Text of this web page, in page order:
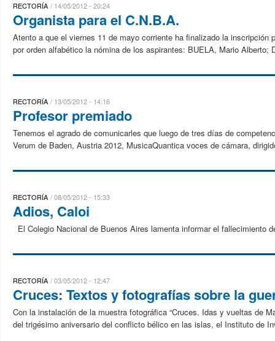
RECTORÍA 14/05/2012 - 20:24
Organista para el C.N.B.A.
Atento a que el viernes 11 de mayo corriente ha finalizado la
por orden alfabético la nómina de los aspirantes: BUELA, Mario Alberto;
RECTORÍA 13/05/2012 - 14:16
Profesor premiado
Tenemos el agrado de comunicarles que luego de tres días de
Verum de Baden, Austria 2012, MusicaQuantica voces de cámara,
RECTORÍA 08/05/2012 - 15:33
Adios, Caloi
El Colegio Nacional de Buenos Aires lamenta informar el fallecimiento
RECTORÍA 03/05/2012 - 12:47
Cruces: Textos y fotografías sobre la
Con la instalación de la muestra fotográfica “Cruces. Idas y vueltas de
del trigésimo aniversario del conflicto bélico en las islas, el Instituto de